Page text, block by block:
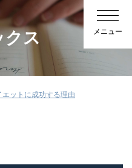
クス
ットに成功する理由